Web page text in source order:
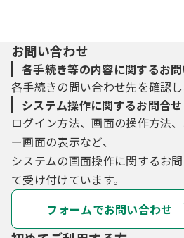
お問い合わせ
各手続き等の内容に関するお
各手続きの問い合わせ先を確認し
システム操作に関するお問合せ
ログイン方法、画面の操作方法
ー画面の表示など、
システムの画面操作に関するお
て受け付けています。
フォームでお問い合わせ